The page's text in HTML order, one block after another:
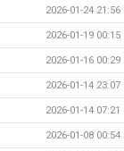
2026-01-24 21:56
2026-01-19 00:15
2026-01-16 00:29
2026-01-14 23:07
2026-01-14 07:21
2026-01-08 00:54